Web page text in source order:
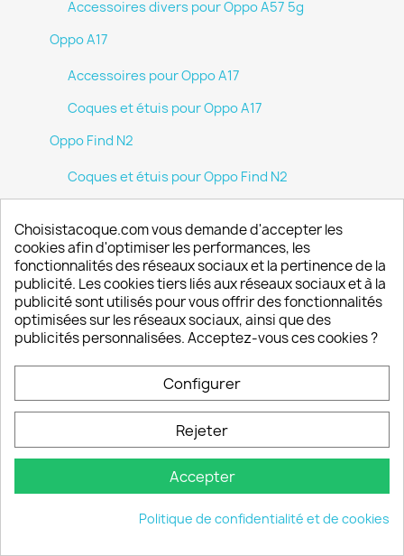
Accessoires divers pour Oppo A57 5g
Oppo A17
Accessoires pour Oppo A17
Coques et étuis pour Oppo A17
Oppo Find N2
Coques et étuis pour Oppo Find N2
Oppo Find N2 Flip
Coques et étuis pour Oppo Find N2 Flip
Accessoires divers pour Oppo Find N2 Flip
Oppo Find X9
Oppo Find X9 Ultra
Oppo Find X9 Pro
Coques et accessoires pour Realme 6
Choisistacoque.com vous demande d'accepter les
cookies afin d'optimiser les performances, les
fonctionnalités des réseaux sociaux et la pertinence de la
publicité. Les cookies tiers liés aux réseaux sociaux et à la
publicité sont utilisés pour vous offrir des fonctionnalités
optimisées sur les réseaux sociaux, ainsi que des
publicités personnalisées. Acceptez-vous ces cookies ?
Configurer
Rejeter
Accepter
Politique de confidentialité et de cookies